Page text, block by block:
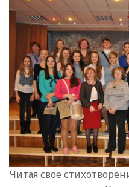
Читая свое